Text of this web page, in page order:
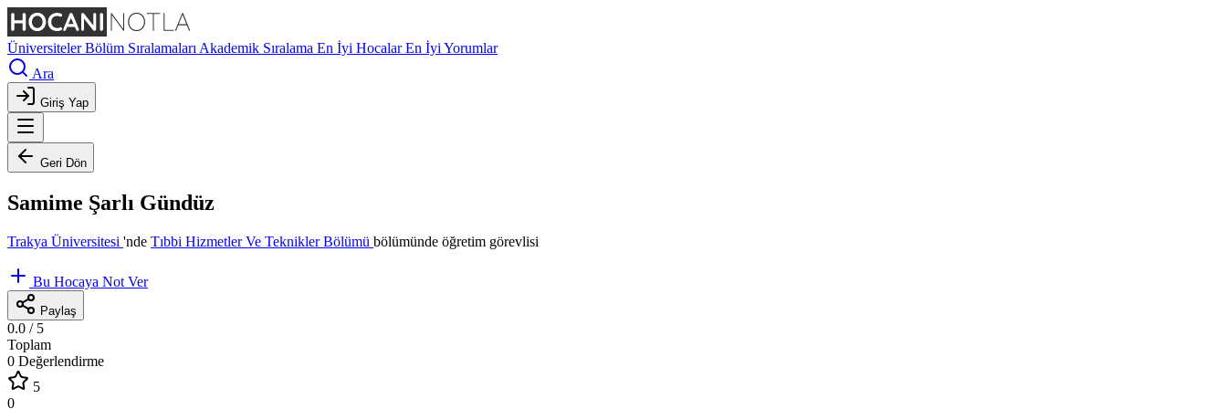
ÜniversitelerBölüm Sıralamaları Akademik Sıralama En İyi HocalarEn İyi Yorumlar
Ara
Giriş Yap
Geri Dön
Samime Şarlı Gündüz
Trakya Üniversitesi 'nde Tıbbi Hizmetler Ve Teknikler Bölümü bölümünde öğretim görevlisi
Bu Hocaya Not Ver
Paylaş
0.0 / 5
Toplam
0 Değerlendirme
5
0